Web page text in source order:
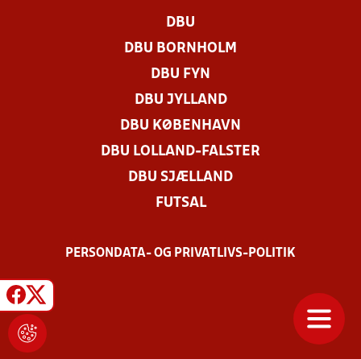
DBU
DBU BORNHOLM
DBU FYN
DBU JYLLAND
DBU KØBENHAVN
DBU LOLLAND-FALSTER
DBU SJÆLLAND
FUTSAL
PERSONDATA- OG PRIVATLIVS-POLITIK